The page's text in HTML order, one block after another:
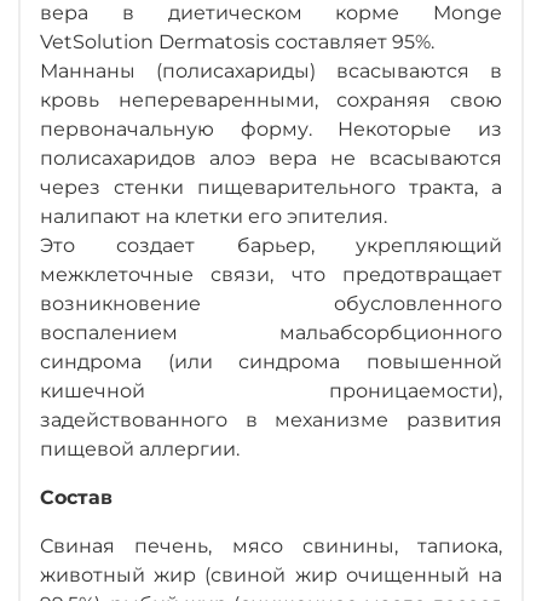
вера в диетическом корме Monge
VetSolution Dermatosis составляет 95%.
Маннаны (полисахариды) всасываются в
кровь непереваренными, сохраняя свою
первоначальную форму. Некоторые из
полисахаридов алоэ вера не всасываются
через стенки пищеварительного тракта, а
налипают на клетки его эпителия.
Это создает барьер, укрепляющий
межклеточные связи, что предотвращает
возникновение обусловленного
воспалением мальабсорбционного
синдрома (или синдрома повышенной
кишечной проницаемости),
задействованного в механизме развития
пищевой аллергии.
Состав
Свиная печень, мясо свинины, тапиока,
животный жир (свиной жир очищенный на